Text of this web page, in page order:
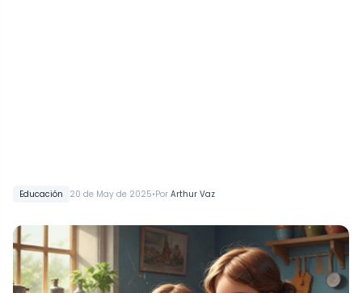
Educación 20 de May de 2025•Por Arthur Vaz